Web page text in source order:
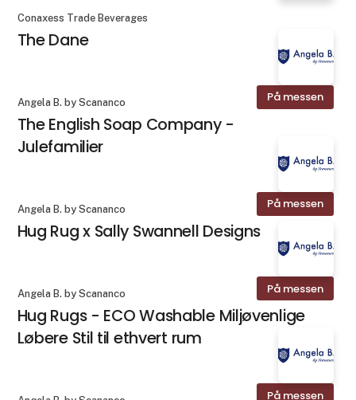
Conaxess Trade Beverages
The Dane
På messen
Angela B. by Scananco
The English Soap Company -
Julefamilier
På messen
Angela B. by Scananco
Hug Rug x Sally Swannell Designs
På messen
Angela B. by Scananco
Hug Rugs - ECO Washable Miljøvenlige
Løbere Stil til ethvert rum
På messen